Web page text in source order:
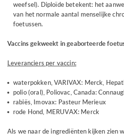
weefsel). Diploïde betekent: het
van het normale aantal menselijke
foetussen.
Vaccins gekweekt in geaborteerde
Leveranciers per vaccin:
waterpokken, VARIVAX: Merck,
polio (oral), Poliovac, Canada:
rabiës, Imovax: Pasteur Merieux
rode Hond, MERUVAX: Merck
Als we naar de ingrediënten kijken zien